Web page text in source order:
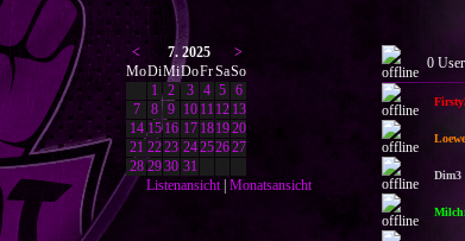
< 7. 2025
>
MoDiMiDoFrSaSo
1
2 3 4 5 6
7
8 9 10 11 12 13
14 15 16 17 181920
21 2223 24252627
28 2930 31
Listenansicht| Monatsansicht
0 User
Loewe
Dim3